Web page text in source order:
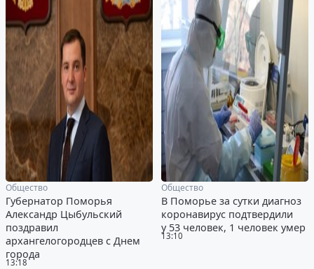
13:18
Общество
Губернатор Поморья
Александр Цыбульский
поздравил
архангелогородцев с Днем
города
13:10
Общество
В Поморье за сутки диагноз
коронавирус подтвердили
у 53 человек, 1 человек умер